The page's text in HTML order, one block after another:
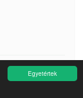
Egyetértek